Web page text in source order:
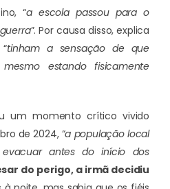
“a escola passou para o
”. Por causa disso, explica
tinham a sensação de que
estando fisicamente
um momento crítico vivido
de 2024, “a população local
antes do início dos
do perigo, a irmã decidiu